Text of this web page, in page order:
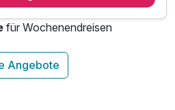
für Wochenendreisen